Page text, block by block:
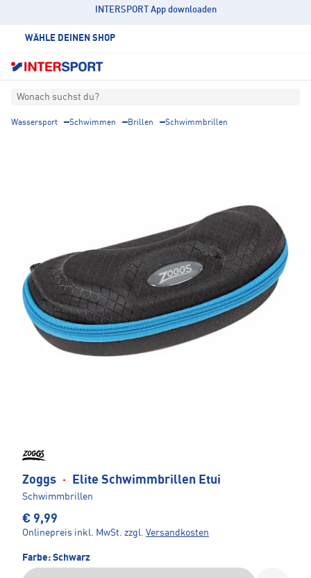
INTERSPORT App downloaden
WÄHLE DEINEN SHOP
Wonach suchst du?
Wassersport Schwimmen Brillen Schwimmbrillen
Zoggs · Elite Schwimmbrillen Etui
Schwimmbrillen
€ 9,99
Onlinepreis inkl. MwSt. zzgl. Versandkosten
Farbe: Schwarz